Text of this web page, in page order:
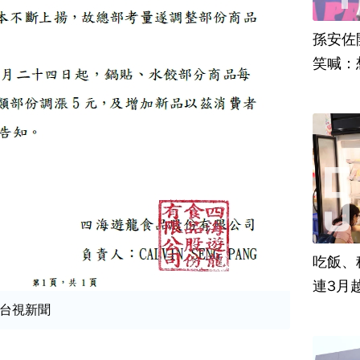
視新聞
孫安
笑喊：
吃飯、
連3月